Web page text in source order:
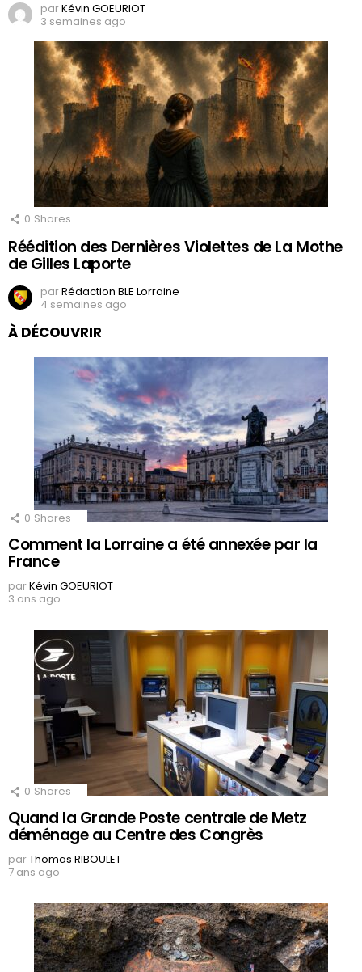
parKévin GOEURIOT
3 semaines ago
0 Shares
Réédition des Dernières Violettes de La Mothe
de Gilles Laporte
parRédaction BLE Lorraine
4 semaines ago
À DÉCOUVRIR
0 Shares
Comment la Lorraine a été annexée par la
France
parKévin GOEURIOT
3 ans ago
0 Shares
Quand la Grande Poste centrale de Metz
déménage au Centre des Congrès
parThomas RIBOULET
7 ans ago